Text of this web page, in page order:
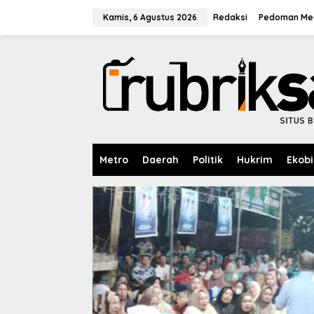
Kamis, 6 Agustus 2026 Redaksi Pedoman
Metro Daerah Politik Hukrim